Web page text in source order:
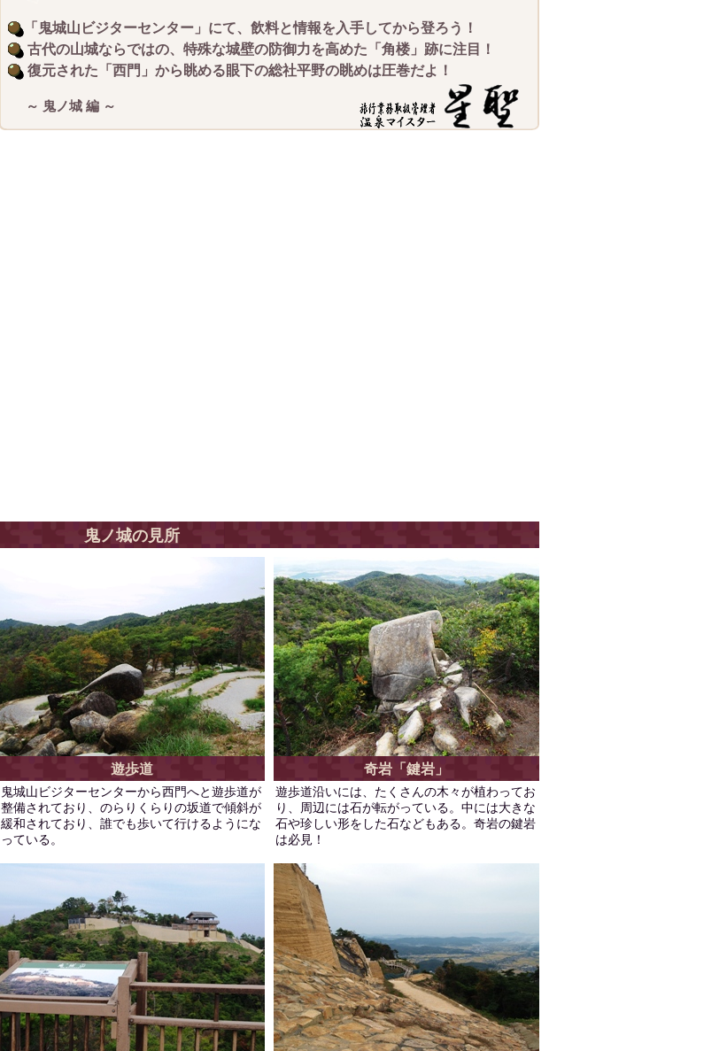
「鬼城山ビジターセンター」にて、飲料と情報を入手してから登ろう！
古代の山城ならではの、特殊な城壁の防御力を高めた「角楼」跡に注目！
復元された「西門」から眺める眼下の総社平野の眺めは圧巻だよ！
～ 鬼ノ城 編 ～
鬼ノ城の見所
遊歩道 奇岩「鍵岩」
鬼城山ビジターセンターから西門へと遊歩道が
整備されており、のらりくらりの坂道で傾斜が
緩和されており、誰でも歩いて行けるようにな
っている。
遊歩道沿いには、たくさんの木々が植わってお
り、周辺には石が転がっている。中には大きな
石や珍しい形をした石などもある。奇岩の鍵岩
は必見！